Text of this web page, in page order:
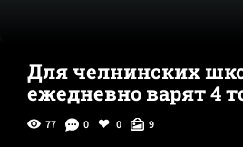
Для челнинских
ежедневно варят 4
77 0 0 9